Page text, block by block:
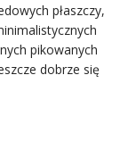
płaszczy,
pikowanych
dobrze się